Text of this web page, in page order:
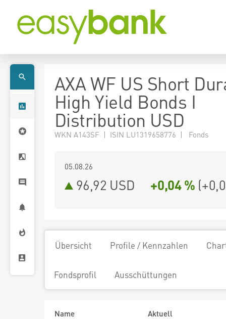
AXA WF US Short
High Yield Bonds I
Distribution USD
WKN A143SF | ISIN LU1319658776 | Fonds
05.08.26
96,92 USD +0,04 % (
Übersicht Profile / Kennzahlen
Fondsprofil Ausschüttungen
Name
Aktuell